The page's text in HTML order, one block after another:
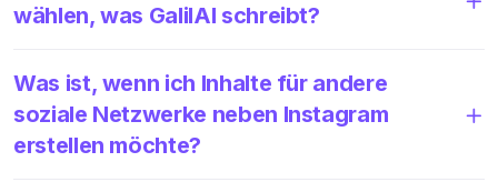
wählen, was GalilAI schreibt?
Was ist, wenn ich Inhalte für andere
soziale Netzwerke neben Instagram
erstellen möchte?